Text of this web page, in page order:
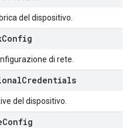
del dispositivo.
Config
di rete.
Credentials
del dispositivo.
Config